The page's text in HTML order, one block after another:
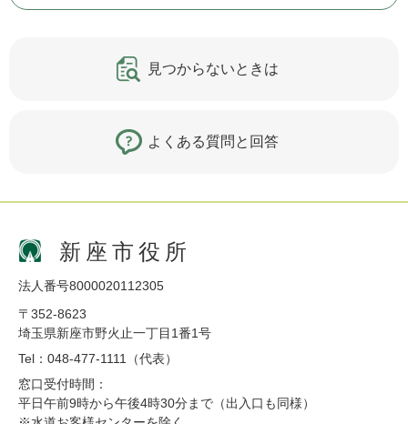
見つからないときは
よくある質問と回答
新座市役所
法人番号8000020112305
〒352-8623
埼玉県新座市野火止一丁目1番1号
Tel：048-477-1111（代表）
窓口受付時間：
平日午前9時から午後4時30分まで（出入口も同様）